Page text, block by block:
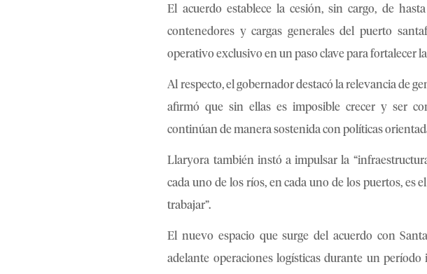
El acuerdo establece la cesión, sin cargo, de
contenedores y cargas generales del puerto
operativo exclusivo en un paso clave para fortalecer
Al respecto, el gobernador destacó la relevancia de
afirmó que sin ellas es imposible crecer y ser
continúan de manera sostenida con políticas
Llaryora también instó a impulsar la
cada uno de los ríos, en cada uno de los puertos, es
trabajar”.
El nuevo espacio que surge del acuerdo con
adelante operaciones logísticas durante un